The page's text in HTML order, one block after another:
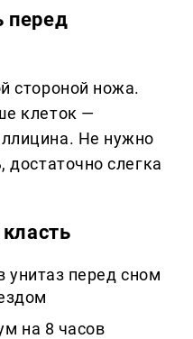
перед
стороной ножа.
клеток —
Не нужно
достаточно слегка
унитаз перед сном
на 8 часов